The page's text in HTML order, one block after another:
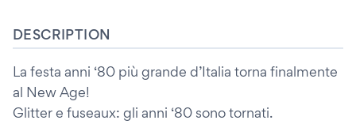
DESCRIPTION
La festa anni ‘80 più grande d’Italia torna finalmente
al New Age!
Glitter e fuseaux: gli anni ‘80 sono tornati.